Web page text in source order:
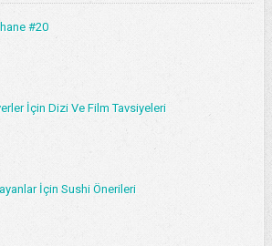
#20
İçin Dizi Ve Film Tavsiyeleri
İçin Sushi Önerileri